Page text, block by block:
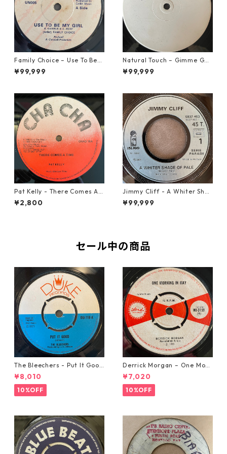
Family Choice – Use To Be
My Girl【7-22004】
¥99,999
Natural Touch – Gimme Goo
d Loving【12-50055】
¥99,999
Pat Kelly - There Comes A T
ime【12-50057】
¥2,800
Jimmy Cliff - A Whiter Shad
e Of Pale【7-21863】
¥99,999
セール中の商品
The Bleechers - Put It Good
【7-21637】
¥8,010
10%OFF
Derrick Morgan – One Morn
ing In May【7-21653】
¥7,020
10%OFF